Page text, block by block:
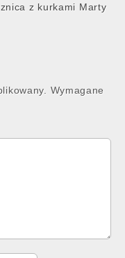
z kurkami Marty
Wymagane